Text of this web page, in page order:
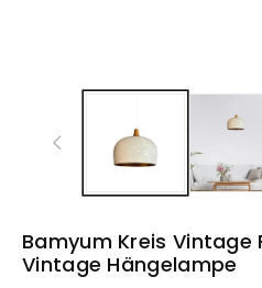
Bamyum Kreis Vintage
Vintage Hängelampe